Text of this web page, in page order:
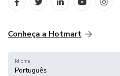
Conheça a Hotmart
Idioma
Português